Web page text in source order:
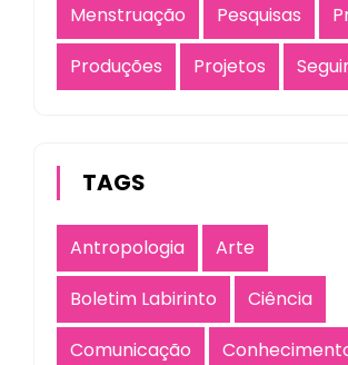
Menstruação
Pesquisas
Produções
Projetos
TAGS
Antropologia
Arte
Boletim Labirinto
Ciência
Comunicação